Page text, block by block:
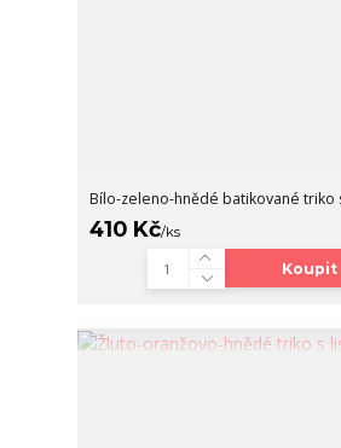
Bílo-zeleno-hnědé batikované triko
410 Kč/ks
Koupit